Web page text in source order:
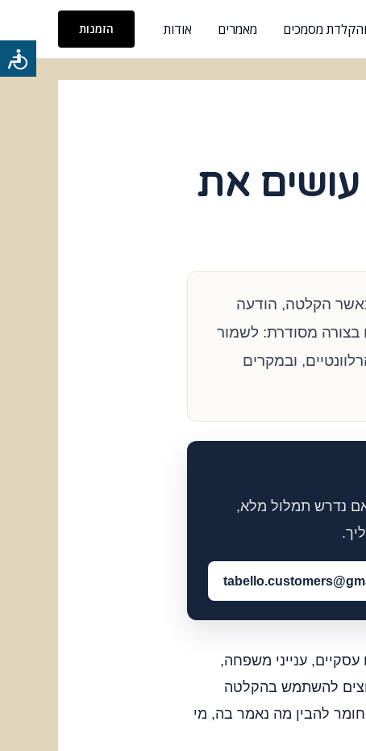
מסמכים מאמרים אודות הזמנות
את
הקלטה, הודעה
בצורה מסודרת: לשמור
ובמקרים
נדרש תמלול מלא,
ענייני משפחה,
להשתמש בהקלטה
להבין מה נאמר בה, מי
נגישות